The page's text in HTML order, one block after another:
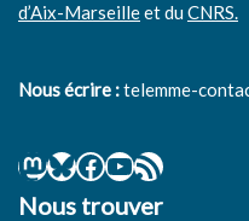
d’Aix-Marseilleet duCNRS.
Nous écrire :telemme-
Nous trouver